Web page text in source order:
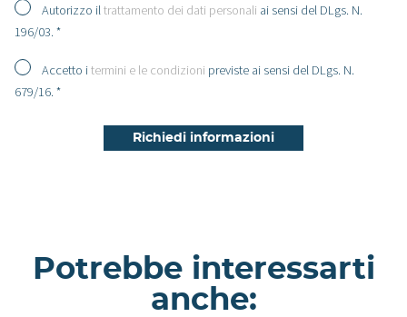
Autorizzo iltrattamento dei dati personali ai sensi del DLgs. N.
196/03. *
Accetto itermini e le condizioni previste ai sensi del DLgs. N.
679/16. *
Potrebbe interessarti
anche: